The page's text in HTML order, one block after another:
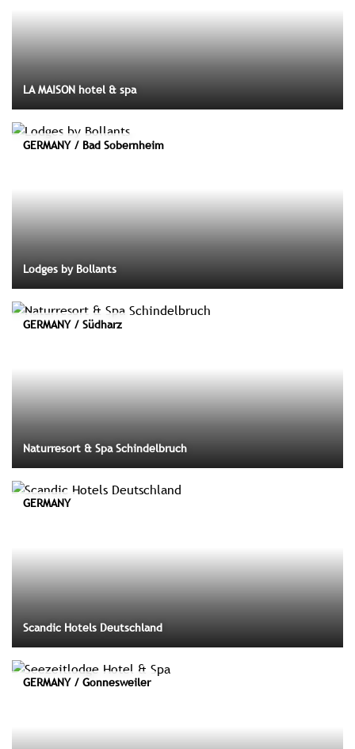
LA MAISON hotel & spa
GERMANY / Bad Sobernheim
Lodges by Bollants
GERMANY / Südharz
Naturresort & Spa Schindelbruch
GERMANY
Scandic Hotels Deutschland
GERMANY / Gonnesweiler